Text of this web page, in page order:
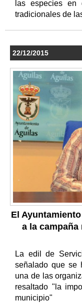
las especies en
tradicionales de
22/12/2015
El
a la campaña
La edil de
señalado que se
una de las
resaltado "la
municipio"